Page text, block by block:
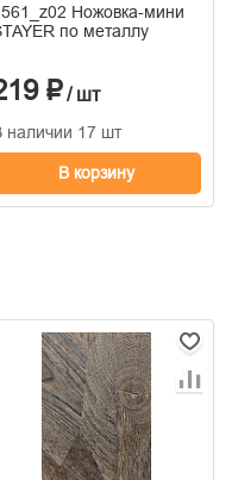
Ножовка-мини
по металлу
₽/ шт
наличии 17 шт
В корзину